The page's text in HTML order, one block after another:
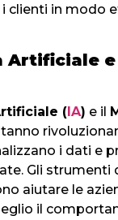
clienti in modo
Artificiale e
( IA) e il
i dati e
Gli strumenti
aiutare le
il